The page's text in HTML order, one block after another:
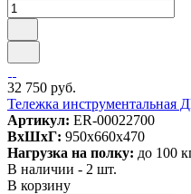
32 750 руб.
Тележка
Артикул: ER-00022700
ВxШxГ: 950x660x470
Нагрузка на полку: до 100
В наличии - 2 шт.
В корзину